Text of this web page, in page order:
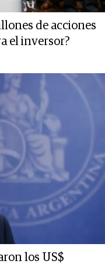
de acciones
el inversor?
los US$